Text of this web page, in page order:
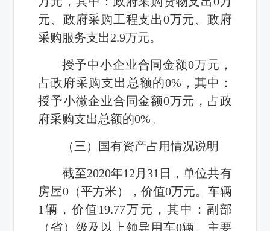
元、政府采购工程支出0万元、政府
采购服务支出2.9万元。
授予中小企业合同金额0万元，
占政府采购支出总额的0%，其中：
授予小微企业合同金额0万元，占政
府采购支出总额的0%。
（三）国有资产占用情况说明
截至2020年12月31日，单位共有
房屋0（平方米），价值0万元。车辆
1辆，价值19.77万元，其中：副部
（省）级及以上领导用车0辆、主要